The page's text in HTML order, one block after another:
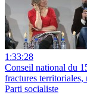
1:33:28
Conseil national du
fractures territoriales,
Parti socialiste